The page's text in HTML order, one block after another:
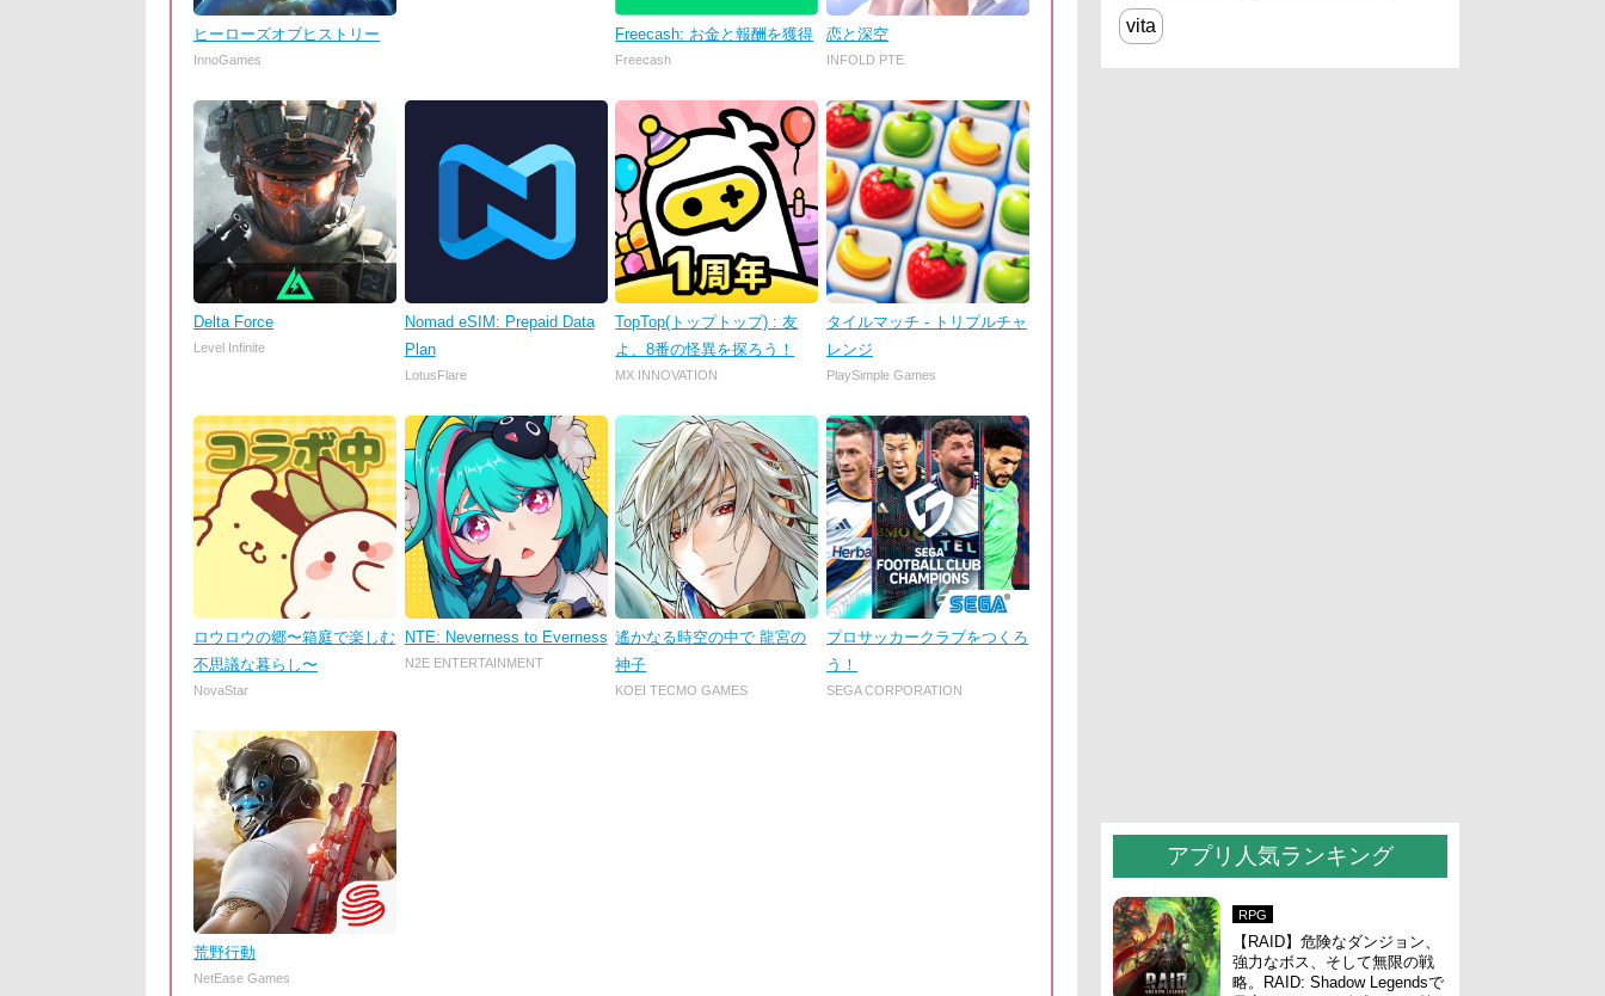
ヒーローズオブヒストリー
InnoGames
Freecash: お金と報酬を獲得
Freecash
恋と深空
INFOLD PTE
Delta Force
Level Infinite
Nomad eSIM: Prepaid Data
Plan
LotusFlare
TopTop(トップトップ) : 友
よ、8番の怪異を探ろう！
MX INNOVATION
タイルマッチ - トリプルチャ
レンジ
PlaySimple Games
ロウロウの郷〜箱庭で楽しむ
不思議な暮らし〜
NovaStar
NTE: Neverness to Everness
N2E ENTERTAINMENT
遙かなる時空の中で 龍宮の
神子
KOEI TECMO GAMES
プロサッカークラブをつくろ
う！
SEGA CORPORATION
荒野行動
NetEase Games
vita
アプリ人気ランキング
RPG
【RAID】危険なダンジョン、
強力なボス、そして無限の戦
略。RAID: Shadow Legendsで